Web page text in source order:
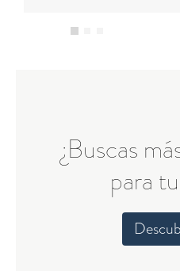
¿Buscas
para